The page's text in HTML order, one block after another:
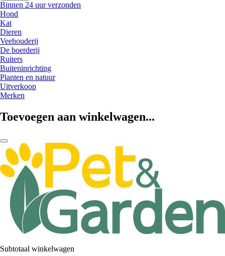
Binnen 24 uur verzonden
Hond
Kat
Dieren
Veehouderij
De boerderij
Ruiters
Buiteninrichting
Planten en natuur
Uitverkoop
Merken
Toevoegen aan winkelwagen...
Subtotaal winkelwagen